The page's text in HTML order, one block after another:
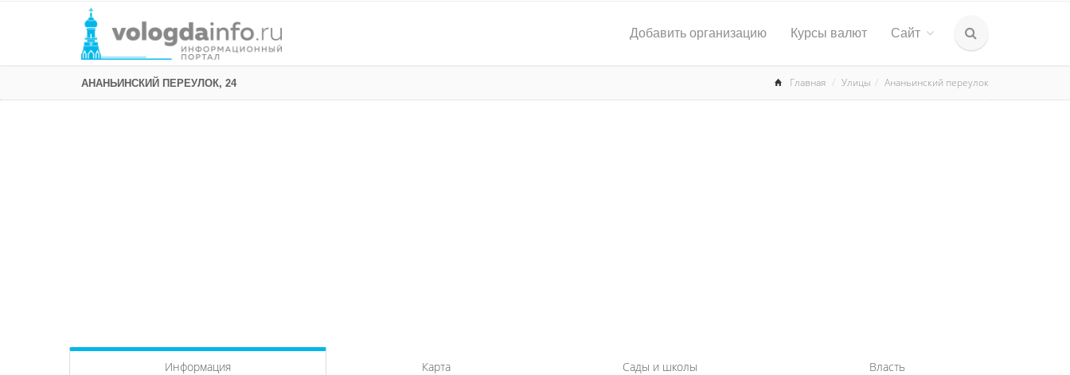
Добавить организацию Курсы валют Сайт
АНАНЬИНСКИЙ ПЕРЕУЛОК, 24 Главная Улицы Ананьинский переулок
Информация Карта Сады и школы Власть